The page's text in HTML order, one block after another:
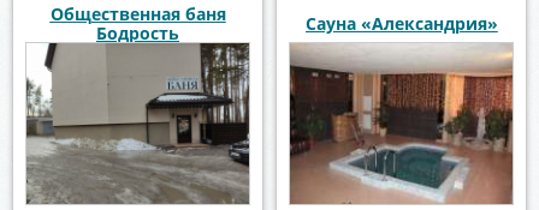
Общественная баня
Бодрость
Сауна «Александрия»